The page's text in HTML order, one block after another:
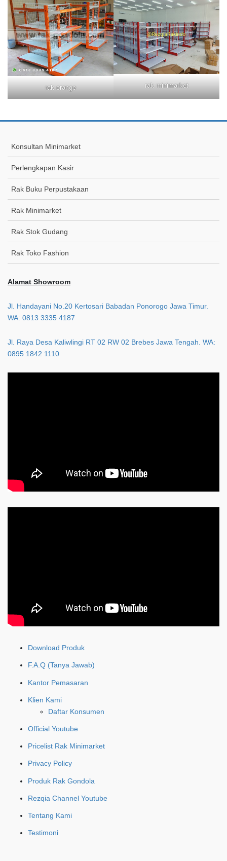
rak orange rak minimarket
Konsultan Minimarket
Perlengkapan Kasir
Rak Buku Perpustakaan
Rak Minimarket
Rak Stok Gudang
Rak Toko Fashion
Alamat Showroom
Jl. Handayani No.20 Kertosari Babadan Ponorogo Jawa Timur.
WA: 0813 3335 4187
Jl. Raya Desa Kaliwlingi RT 02 RW 02 Brebes Jawa Tengah. WA:
0895 1842 1110
Download Produk
F.A.Q (Tanya Jawab)
Kantor Pemasaran
Klien Kami
Daftar Konsumen
Official Youtube
Pricelist Rak Minimarket
Privacy Policy
Produk Rak Gondola
Rezqia Channel Youtube
Tentang Kami
Testimoni